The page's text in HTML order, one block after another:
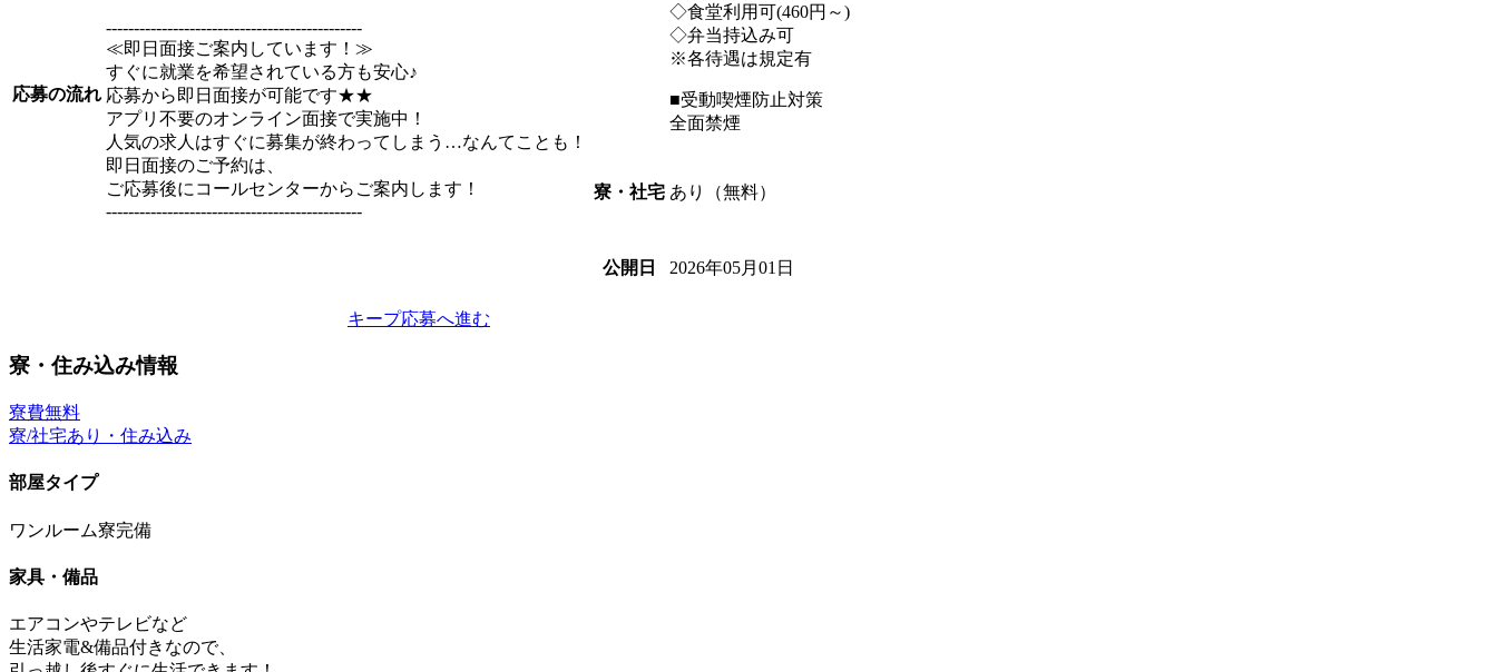
応募の流れ
----------------------------------------------
≪即日面接ご案内しています！≫
すぐに就業を希望されている方も安心♪
応募から即日面接が可能です★★
アプリ不要のオンライン面接で実施中！
人気の求人はすぐに募集が終わってしまう…なんてことも！
即日面接のご予約は、
ご応募後にコールセンターからご案内します！
----------------------------------------------
◇食堂利用可(460円～)
◇弁当持込み可
※各待遇は規定有
■受動喫煙防止対策
全面禁煙
寮・社宅 あり（無料）
公開日 2026年05月01日
キープ応募へ進む
寮・住み込み情報
寮費無料
寮/社宅あり・住み込み
部屋タイプ
ワンルーム寮完備
家具・備品
エアコンやテレビなど
生活家電&備品付きなので、